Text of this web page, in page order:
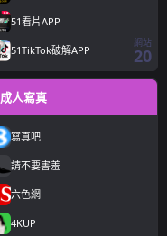
51看片APP
51TikTok破解APP
網站
20
成人寫真
寫真吧
請不要害羞
六色網
4KUP